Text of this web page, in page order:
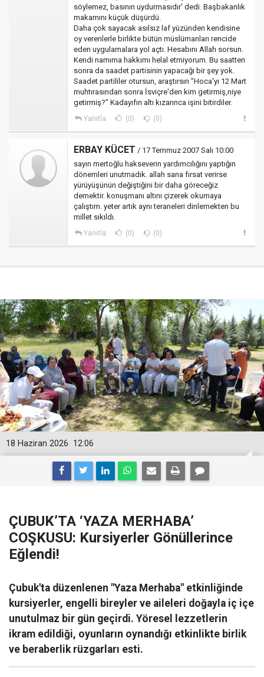
söylemez, basının uydurmasıdır' dedi. Başbakanlık
makamını küçük düşürdü.
Daha çok sayacak asılsız laf yüzünden kendisine
oy verenlerle birlikte bütün müslümanları rencide
eden uygulamalara yol açtı. Hesabını Allah sorsun.
Kendi namıma hakkımı helal etmiyorum. Bu saatten
sonra da saadet partisinin yapacağı bir şey yok.
Saadet partililer otursun, araştırsın "Hoca'yı 12 Mart
muhtırasından sonra İsviçre'den kim getirmiş,niye
getirmiş?" Kadayıfın altı kızarınca işini bitirdiler.
Yanıtla (0) (0)
ERBAY KÜCET / 17 Temmuz 2007 Salı 10:00
sayın mertoğlu hakseverin yardımcılığını yaptığın
dönemleri unutmadık. allah sana fırsat verirse
yürüyüşünün değiştiğini bir daha göreceğiz
demektir. konuşmanı altını çizerek okumaya
çalıştım. yeter artık aynı teraneleri dinlemekten bu
millet sıkıldı.
Yanıtla (0) (0)
12:06
18 Haziran 2026
ÇUBUK’TA ‘YAZA MERHABA’
COŞKUSU: Kursiyerler Gönüllerince
Eğlendi!
Çubuk'ta düzenlenen "Yaza Merhaba" etkinliğinde
kursiyerler, engelli bireyler ve aileleri doğayla iç içe
unutulmaz bir gün geçirdi. Yöresel lezzetlerin
ikram edildiği, oyunların oynandığı etkinlikte birlik
ve beraberlik rüzgarları esti.